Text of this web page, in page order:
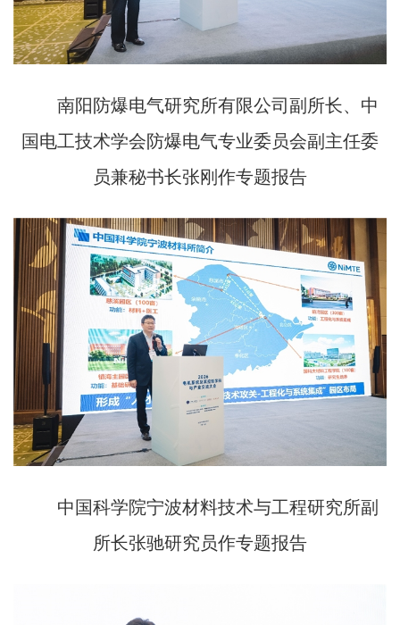
南阳防爆电气研究所有限公司副所长、中
国电工技术学会防爆电气专业委员会副主任委
员兼秘书长张刚作专题报告
中国科学院宁波材料技术与工程研究所副
所长张驰研究员作专题报告